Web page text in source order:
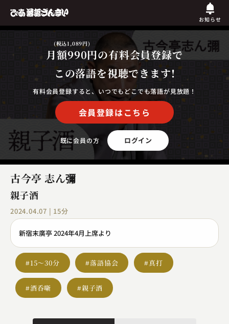
お知らせ
月額990円
(税込1,089円)
の有料会員登録で
この落語を視聴できます!
有料会員登録すると、いつでもどこでも落語が見放題！
会員登録はこちら
既に会員の方 ログイン
古今亭 志ん彌
親子酒
2024.04.07 | 15分
新宿末廣亭 2024年4月上席より
#15～30分 #落語協会 #真打
#酒呑噺 #親子酒